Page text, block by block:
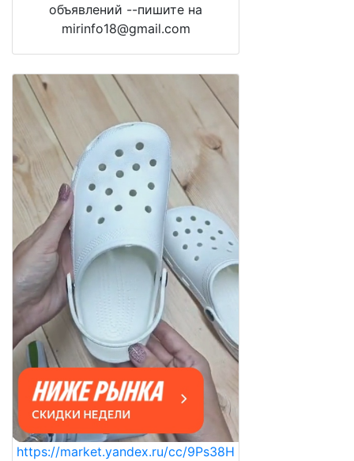
объявлений --пишите на
mirinfo18@gmail.com
https://market.yandex.ru/cc/9Ps38H